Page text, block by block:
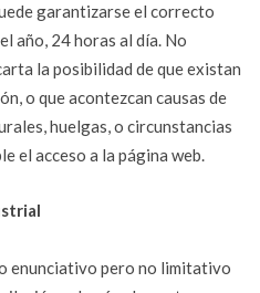
garantizarse el correcto
año, 24 horas al día. No
la posibilidad de que existan
o que acontezcan causas de
huelgas, o circunstancias
el acceso a la página web.
enunciativo pero no limitativo